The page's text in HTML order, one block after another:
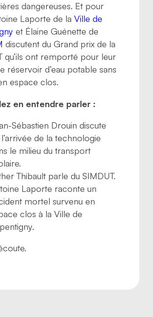
dangereuses. Et pour
Laporte de laVille de
et Élaine Guénette de
discutent du Grand prix de la
qu’ils ont remporté pour leur
réservoir d’eau potable sans
espace clos.
en entendre parler :
Sébastien Drouin discute
de la technologie
le milieu du transport
Thibault parle du SIMDUT.
Laporte raconte un
mortel survenu en
clos à la Ville de